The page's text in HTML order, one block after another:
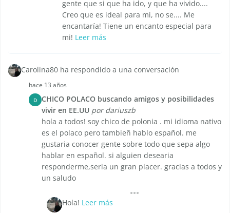
gente que si que ha ido, y que ha vivido....
Creo que es ideal para mi, no se.... Me
encantaría! Tiene un encanto especial para
mi! Leer más
Carolina80 ha respondido a una conversación
hace 13 años
D
CHICO POLACO buscando amigos y posibilidades
vivir en EE.UU por dariuszb
hola a todos! soy chico de polonia . mi idioma nativo
es el polaco pero tambieñ hablo español. me
gustaria conocer gente sobre todo que sepa algo
hablar en español. si alguien desearia
responderme,seria un gran placer. gracias a todos y
un saludo
Hola! Leer más